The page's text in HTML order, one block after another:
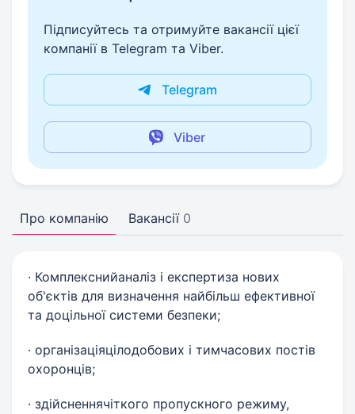
Підписуйтесь та отримуйте вакансії цієї
компанії в Telegram та Viber.
Telegram
Viber
Про компанію Вакансії 0
· Комплекснийаналіз і експертиза нових
об'єктів для визначення найбільш ефективної
та доцільної системи безпеки;
· організаціяцілодобових і тимчасових постів
охоронців;
· здійсненнячіткого пропускного режиму,